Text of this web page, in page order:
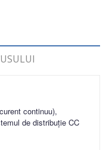
continuu),
de distribuţie CC